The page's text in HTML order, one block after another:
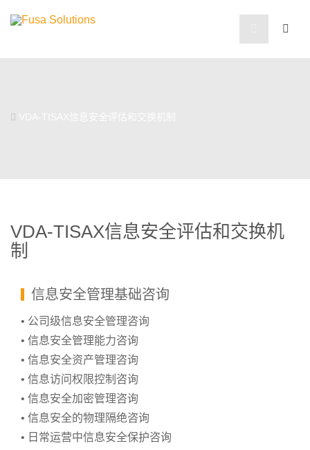
VDA-TISAX信息安全评估和交换机
制
信息安全管理基础咨询
• 公司级信息安全管理咨询
• 信息安全管理能力咨询
• 信息安全资产管理咨询
• 信息访问权限控制咨询
• 信息安全加密管理咨询
• 信息安全的物理隔绝咨询
• 日常运营中信息安全保护咨询